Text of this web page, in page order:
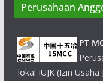
Perusahaan
PT
lokal IUJK (Izin